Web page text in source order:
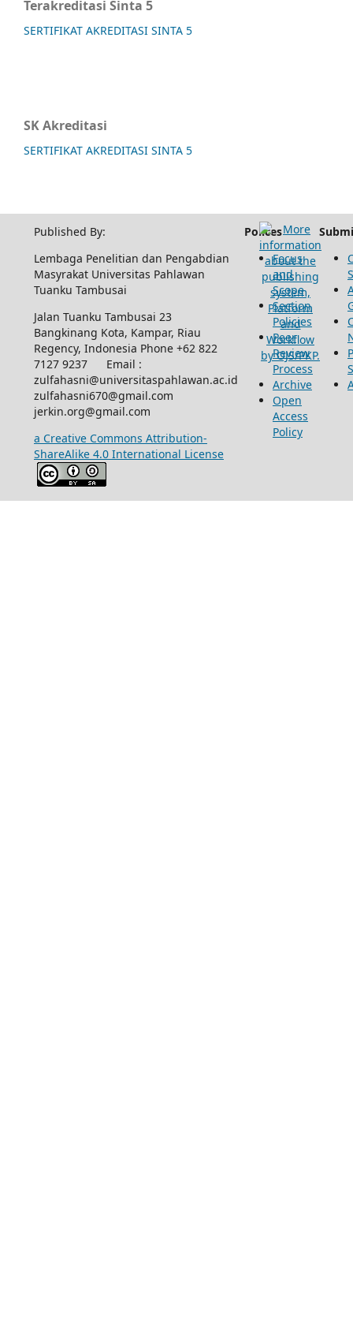
Terakreditasi Sinta 5
SERTIFIKAT AKREDITASI SINTA 5
SK Akreditasi
SERTIFIKAT AKREDITASI SINTA 5
Published By:
Lembaga Penelitian dan Pengabdian
Masyrakat Universitas Pahlawan
Tuanku Tambusai
Jalan Tuanku Tambusai 23
Bangkinang Kota, Kampar, Riau
Regency, Indonesia Phone +62 822
7127 9237 Email :
zulfahasni@universitaspahlawan.ac.id
zulfahasni670@gmail.com
jerkin.org@gmail.com
a Creative Commons Attribution-
ShareAlike 4.0 International License
Polices
Focus
and
Scope
Section
Policies
Peer
Review
Process
Archive
Open
Access
Policy